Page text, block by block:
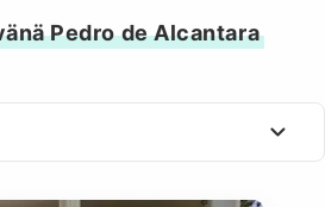
Pedro de Alcantara